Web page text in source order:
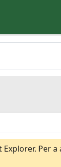
Per